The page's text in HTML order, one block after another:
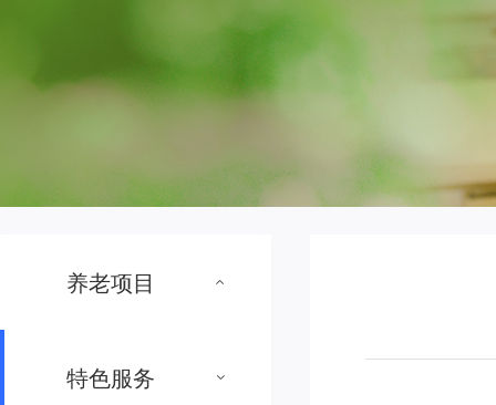
养老项目
特色服务